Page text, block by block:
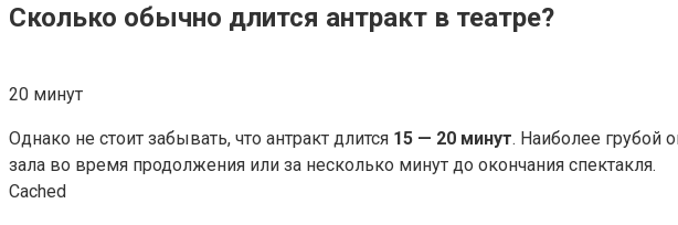
Сколько обычно длится антракт в театре?
20 минут
Однако не стоит забывать, что антракт длится 15 — 20 минут. Наиболее грубой
зала во время продолжения или за несколько минут до окончания спектакля.
Cached